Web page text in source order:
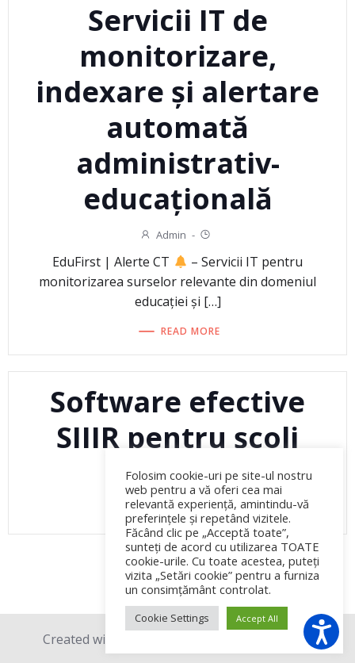
Servicii IT de
monitorizare,
indexare și alertare
automată
administrativ-
educațională
Admin -
EduFirst | Alerte CT
– Servicii IT pentru
monitorizarea surselor relevante din domeniul
educației și […]
READ MORE
Software efective
SIIIR pentru școli
Admin -
READ MORE
Created with love © 2026 BraveTech EST SRL.
Folosim cookie-uri pe site-ul nostru
web pentru a vă oferi cea mai
relevantă experiență, amintindu-vă
preferințele și repetând vizitele.
Făcând clic pe „Acceptă toate”,
sunteți de acord cu utilizarea TOATE
cookie-urile. Cu toate acestea, puteți
vizita „Setări cookie” pentru a furniza
un consimțământ controlat.
Cookie Settings Accept All